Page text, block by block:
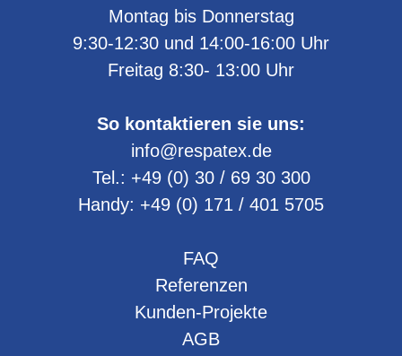
Montag bis Donnerstag
9:30-12:30 und 14:00-16:00 Uhr
Freitag 8:30- 13:00 Uhr
So kontaktieren sie uns:
info@respatex.de
Tel.: +49 (0) 30 / 69 30 300
Handy: +49 (0) 171 / 401 5705
FAQ
Referenzen
Kunden-Projekte
AGB